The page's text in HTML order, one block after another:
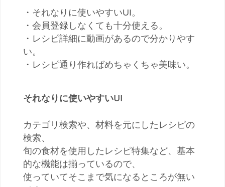
・それなりに使いやすいUI。
・会員登録しなくても十分使える。
・レシピ詳細に動画があるので分かりやす
い。
・レシピ通り作ればめちゃくちゃ美味い。
それなりに使いやすいUI
カテゴリ検索や、材料を元にしたレシピの
検索、
旬の食材を使用したレシピ特集など、基本
的な機能は揃っているので、
使っていてそこまで気になるところが無い